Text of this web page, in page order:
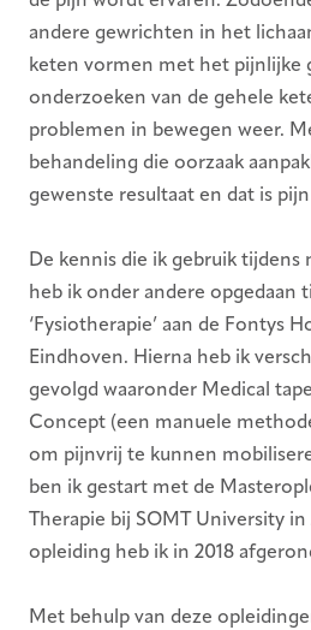
andere gewrichten in het
keten vormen met het pijnlijke
onderzoeken van de gehele
problemen in bewegen weer.
behandeling die oorzaak
gewenste resultaat en dat is
De kennis die ik gebruik
heb ik onder andere opgedaan
‘Fysiotherapie’ aan de Fontys
Eindhoven. Hierna heb ik
gevolgd waaronder Medical
Concept (een manuele
om pijnvrij te kunnen
ben ik gestart met de
Therapie bij SOMT University
opleiding heb ik in 2018
Met behulp van deze